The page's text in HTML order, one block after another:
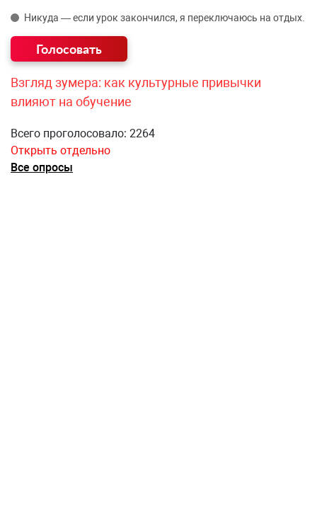
Никуда — если урок закончился, я переключаюсь на отдых.
Взгляд зумера: как культурные привычки
влияют на обучение
Всего проголосовало: 2264
Открыть отдельно
Все опросы